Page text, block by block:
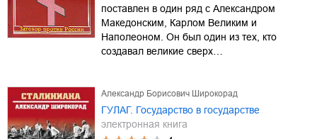
поставлен в один ряд с Александром
Македонским, Карлом Великим и
Наполеоном. Он был один из тех, кто
создавал великие сверх…
Александр Борисович Широкорад
ГУЛАГ. Государство в государстве
электронная книга